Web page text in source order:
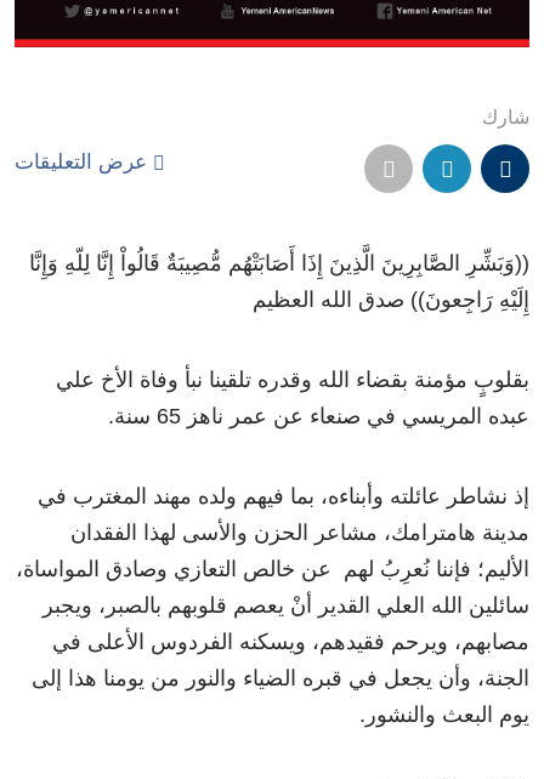
شارك
عرض التعليقات
((وَبَشِّرِ الصَّابِرِينَ الَّذِينَ إِذَا أَصَابَتْهُم مُّصِيبَةٌ قَالُواْ إِنَّا لِلّهِ وَإِنَّا
إِلَيْهِ رَاجِعونَ)) صدق الله العظيم
بقلوبٍ مؤمنة بقضاء الله وقدره تلقينا نبأ وفاة الأخ علي
عبده المريسي في صنعاء عن عمر ناهز 65 سنة.
إذ نشاطر عائلته وأبناءه، بما فيهم ولده مهند المغترب في
مدينة هامترامك، مشاعر الحزن والأسى لهذا الفقدان
الأليم؛ فإننا نُعرِبُ لهم عن خالص التعازي وصادق المواساة،
سائلين الله العلي القدير أنْ يعصم قلوبهم بالصبر، ويجبر
مصابهم، ويرحم فقيدهم، ويسكنه الفردوس الأعلى في
الجنة، وأن يجعل في قبره الضياء والنور من يومنا هذا إلى
يوم البعث والنشور.